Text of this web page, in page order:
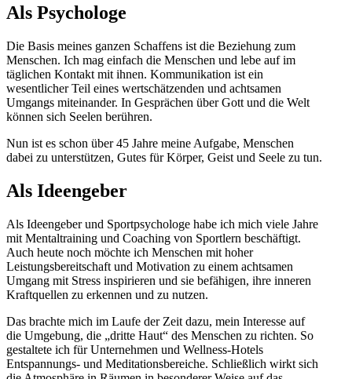
Als Psychologe
Die Basis meines ganzen Schaffens ist die Beziehung zum
Menschen. Ich mag einfach die Menschen und lebe auf im
täglichen Kontakt mit ihnen. Kommunikation ist ein
wesentlicher Teil eines wertschätzenden und achtsamen
Umgangs miteinander. In Gesprächen über Gott und die Welt
können sich Seelen berühren.
Nun ist es schon über 45 Jahre meine Aufgabe, Menschen
dabei zu unterstützen, Gutes für Körper, Geist und Seele zu tun.
Als Ideengeber
Als Ideengeber und Sportpsychologe habe ich mich viele Jahre
mit Mentaltraining und Coaching von Sportlern beschäftigt.
Auch heute noch möchte ich Menschen mit hoher
Leistungsbereitschaft und Motivation zu einem achtsamen
Umgang mit Stress inspirieren und sie befähigen, ihre inneren
Kraftquellen zu erkennen und zu nutzen.
Das brachte mich im Laufe der Zeit dazu, mein Interesse auf
die Umgebung, die „dritte Haut“ des Menschen zu richten. So
gestaltete ich für Unternehmen und Wellness-Hotels
Entspannungs- und Meditationsbereiche. Schließlich wirkt sich